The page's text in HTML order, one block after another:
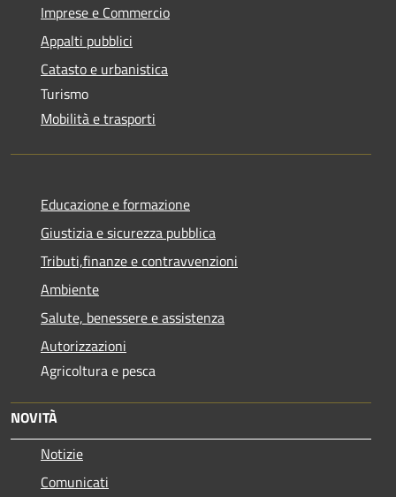
Imprese e Commercio
Appalti pubblici
Catasto e urbanistica
Turismo
Mobilità e trasporti
Educazione e formazione
Giustizia e sicurezza pubblica
Tributi,finanze e contravvenzioni
Ambiente
Salute, benessere e assistenza
Autorizzazioni
Agricoltura e pesca
NOVITÀ
Notizie
Comunicati